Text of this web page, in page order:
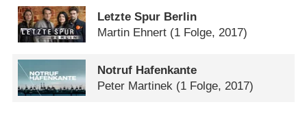
Letzte Spur Berlin
Martin Ehnert (1 Folge, 2017)
Notruf Hafenkante
Peter Martinek (1 Folge, 2017)